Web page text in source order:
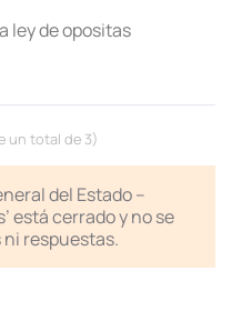
ley de opositas
un total de 3)
del Estado –
está cerrado y no se
respuestas.